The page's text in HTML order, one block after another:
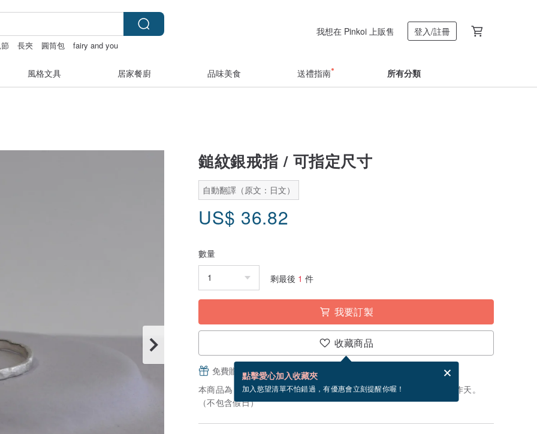
長夾 圓筒包 fairy and you
我想在 Pinkoi 上販售 登入/註冊
風格文具 居家餐廚 品味美食 送禮指南 所有分類
鎚紋銀戒指 / 可指定尺寸
自動翻譯（原文：日文）
US$ 36.82
數量
剩最後 1 件
我要訂製
收藏商品
點擊愛心加入收藏夾
加入慾望清單不怕錯過，有優惠會立刻提醒你喔！
免費贈送電子賀卡，結帳完成後填寫
本商品為「接單訂製」。付款後，從開始製作到寄出商品為 14 個工作天。
（不包含假日）